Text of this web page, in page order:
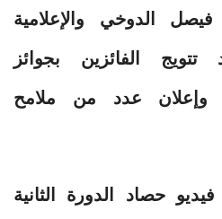
فيصل الدوخي والإعلامية
الفائزين بجوائز
وإعلان عدد من ملامح
حصاد الدورة الثانية